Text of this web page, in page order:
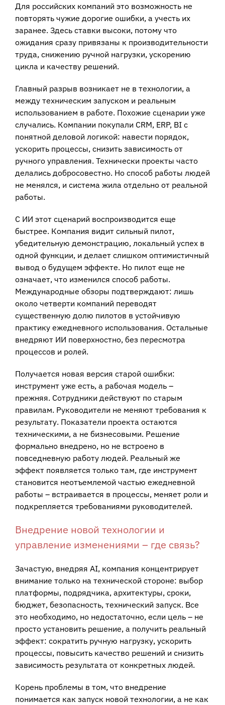
Для российских компаний это возможность не
повторять чужие дорогие ошибки, а учесть их
заранее. Здесь ставки высоки, потому что
ожидания сразу привязаны к производительности
труда, снижению ручной нагрузки, ускорению
цикла и качеству решений.
Главный разрыв возникает не в технологии, а
между техническим запуском и реальным
использованием в работе. Похожие сценарии уже
случались. Компании покупали CRM, ERP, BI с
понятной деловой логикой: навести порядок,
ускорить процессы, снизить зависимость от
ручного управления. Технически проекты часто
делались добросовестно. Но способ работы людей
не менялся, и система жила отдельно от реальной
работы.
С ИИ этот сценарий воспроизводится еще
быстрее. Компания видит сильный пилот,
убедительную демонстрацию, локальный успех в
одной функции, и делает слишком оптимистичный
вывод о будущем эффекте. Но пилот еще не
означает, что изменился способ работы.
Международные обзоры подтверждают: лишь
около четверти компаний переводят
существенную долю пилотов в устойчивую
практику ежедневного использования. Остальные
внедряют ИИ поверхностно, без пересмотра
процессов и ролей.
Получается новая версия старой ошибки:
инструмент уже есть, а рабочая модель –
прежняя. Сотрудники действуют по старым
правилам. Руководители не меняют требования к
результату. Показатели проекта остаются
техническими, а не бизнесовыми. Решение
формально внедрено, но не встроено в
повседневную работу людей. Реальный же
эффект появляется только там, где инструмент
становится неотъемлемой частью ежедневной
работы – встраивается в процессы, меняет роли и
подкрепляется требованиями руководителей.
Внедрение новой технологии и
управление изменениями – где связь?
Зачастую, внедряя AI, компания концентрирует
внимание только на технической стороне: выбор
платформы, подрядчика, архитектуры, сроки,
бюджет, безопасность, технический запуск. Все
это необходимо, но недостаточно, если цель – не
просто установить решение, а получить реальный
эффект: сократить ручную нагрузку, ускорить
процессы, повысить качество решений и снизить
зависимость результата от конкретных людей.
Корень проблемы в том, что внедрение
понимается как запуск новой технологии, а не как